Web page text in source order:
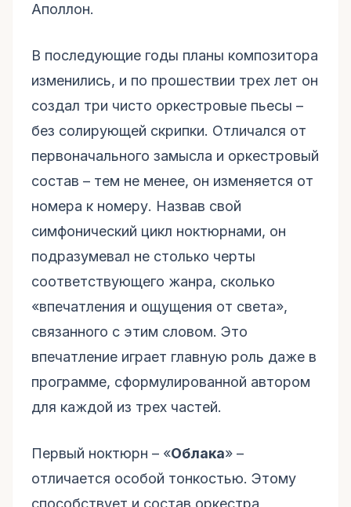
Аполлон.
В последующие годы планы композитора
изменились, и по прошествии трех лет он
создал три чисто оркестровые пьесы –
без солирующей скрипки. Отличался от
первоначального замысла и оркестровый
состав – тем не менее, он изменяется от
номера к номеру. Назвав свой
симфонический цикл ноктюрнами, он
подразумевал не столько черты
соответствующего жанра, сколько
«впечатления и ощущения от света»,
связанного с этим словом. Это
впечатление играет главную роль даже в
программе, сформулированной автором
для каждой из трех частей.
Первый ноктюрн – «Облака» –
отличается особой тонкостью. Этому